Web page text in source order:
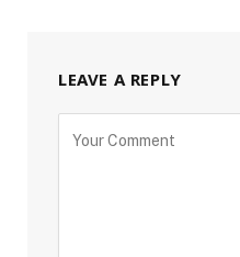
LEAVE A REPLY